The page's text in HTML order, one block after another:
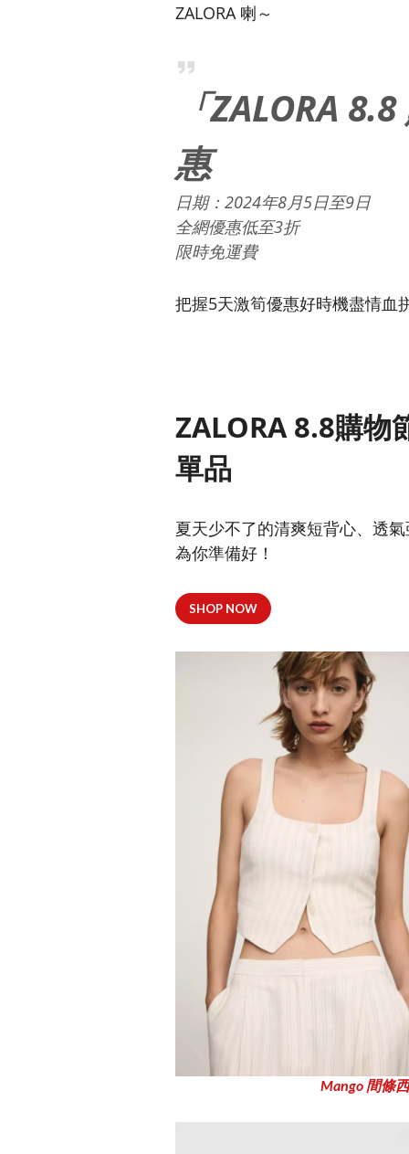
ZALORA 喇～
「ZALORA
惠
日期：2024年8月5日至9日
全網優惠低至3折
限時免運費
把握5天激筍優惠好時機盡情血
ZALORA 8.8購物
單品
夏天少不了的清爽短背心、透
為你準備好！
SHOP NOW
Mango 間條